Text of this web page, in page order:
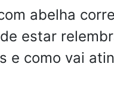
abelha
estar
e como vai